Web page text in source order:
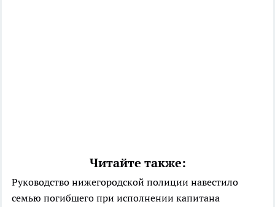
Читайте также:
Руководство нижегородской полиции навестило
семью погибшего при исполнении капитана